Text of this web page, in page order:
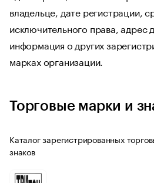
владельце, дате регистрации,
исключительного права, адрес
информация о других
марках организации.
Торговые марки и
Каталог зарегистрированных
знаков